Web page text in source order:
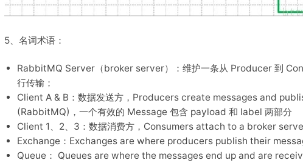
5、名词术语：
RabbitMQ Server（broker server）：维护一条从 Producer 到
行传输；
Client A & B：数据发送方，Producers create messages and
(RabbitMQ)，一个有效的 Message 包含 payload 和 label 两部分
Client 1、2、3：数据消费方，Consumers attach to a broker
Exchange：Exchanges are where producers publish their
Queue： Queues are where the messages end up and are